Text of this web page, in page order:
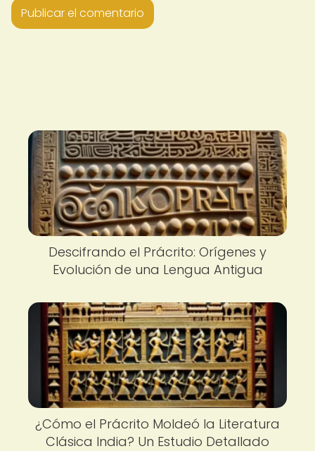
Descifrando el Prácrito: Orígenes y
Evolución de una Lengua Antigua
¿Cómo el Prácrito Moldeó la Literatura
Clásica India? Un Estudio Detallado